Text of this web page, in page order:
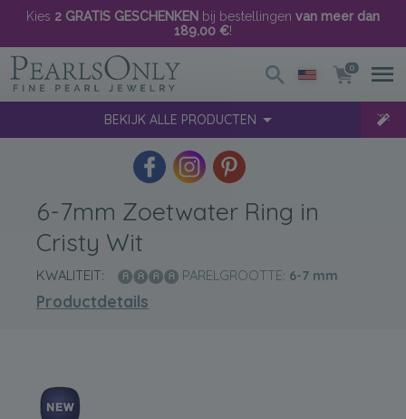
Kies 2 GRATIS GESCHENKEN bij bestellingen van meer dan
189.00 €!
0
BEKIJK ALLE PRODUCTEN
6-7mm Zoetwater Ring in
Cristy Wit
KWALITEIT: PARELGROOTTE: 6-7 mm
Productdetails